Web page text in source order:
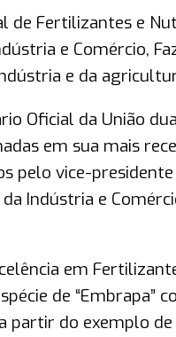
de Fertilizantes e
e Comércio,
e da
Oficial da União
em sua mais
pelo vice-
Indústria e
em
de “Embrapa”
partir do exemplo